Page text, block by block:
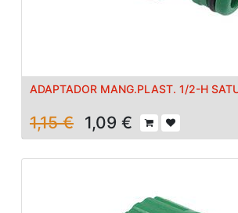
ADAPTADOR MANG.PLAST. 1/2-H
1,15€ 1,09 €